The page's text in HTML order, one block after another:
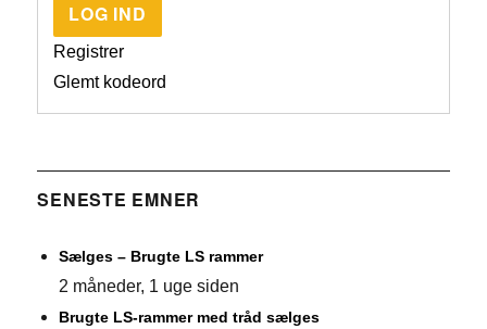
LOG IND
Registrer
Glemt kodeord
SENESTE EMNER
Sælges – Brugte LS rammer
2 måneder, 1 uge siden
Brugte LS-rammer med tråd sælges